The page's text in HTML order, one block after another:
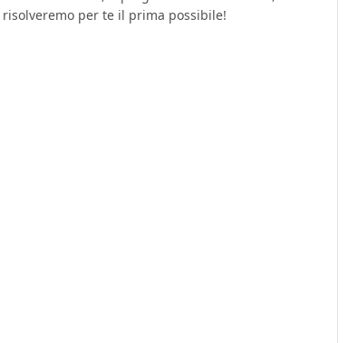
risolveremo per te il prima possibile!